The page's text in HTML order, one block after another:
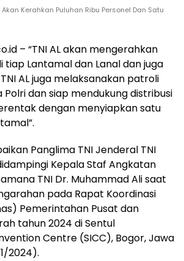
Akan Kerahkan Puluhan Ribu Personel Dan Satu
– “TNI AL akan mengerahkan
tiap Lantamal dan Lanal dan juga
AL juga melaksanakan patroli
dan siap mendukung distribusi
dengan menyiapkan satu
Panglima TNI Jenderal TNI
Kepala Staf Angkatan
TNI Dr. Muhammad Ali saat
pada Rapat Koordinasi
Pemerintahan Pusat dan
tahun 2024 di Sentul
Centre (SICC), Bogor, Jawa
2024).